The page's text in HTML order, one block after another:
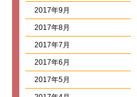
2017年9月
2017年8月
2017年7月
2017年6月
2017年5月